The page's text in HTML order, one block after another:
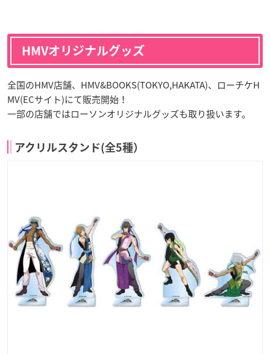
HMVオリジナルグッズ
全国のHMV店舗、HMV&BOOKS(TOKYO,HAKATA)、ローチケH
MV(ECサイト)にて販売開始！
一部の店舗ではローソンオリジナルグッズも取り扱います。
アクリルスタンド(全5種）